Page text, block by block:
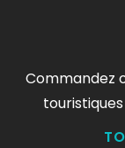
Commandez